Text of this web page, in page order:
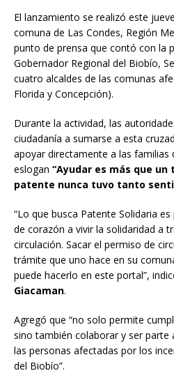
El lanzamiento se realizó este
comuna de Las Condes, Región
punto de prensa que contó con la
Gobernador Regional del Biobío,
cuatro alcaldes de las comunas
Florida y Concepción).
Durante la actividad, las
ciudadanía a sumarse a esta
apoyar directamente a las familias
eslogan “Ayudar es más que
patente nunca tuvo tanto
“Lo que busca Patente Solidaria
de corazón a vivir la solidaridad a
circulación. Sacar el permiso de
trámite que uno hace en su
puede hacerlo en este portal”,
Giacaman.
Agregó que “no solo permite
sino también colaborar y ser parte
las personas afectadas por los
del Biobío”.